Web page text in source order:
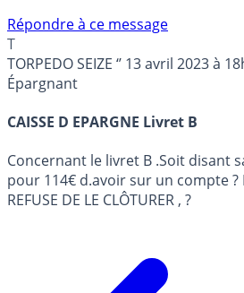
Répondre à ce message
T
TORPEDO SEIZE ‘’ 13 avril 2023 à
Épargnant
CAISSE D EPARGNE Livret B
Concernant le livret B .Soit disant
pour 114€ d.avoir sur un compte ?
REFUSE DE LE CLÔTURER , ?